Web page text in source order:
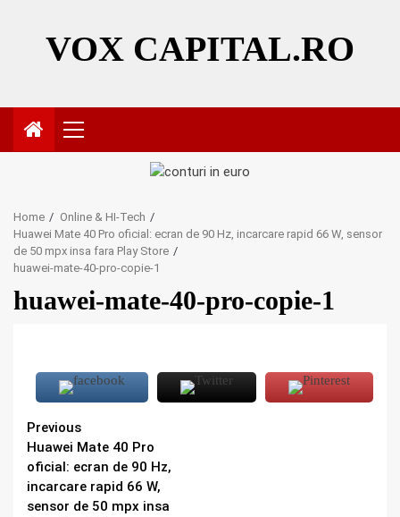
VOX CAPITAL.RO
Primary
Menu
Home
Online & HI-Tech
Huawei Mate 40 Pro oficial: ecran de 90 Hz, incarcare rapid 66 W, sensor
de 50 mpx insa fara Play Store
huawei-mate-40-pro-copie-1
huawei-mate-40-pro-copie-1
Continue
Reading
Previous
Huawei Mate 40 Pro
oficial: ecran de 90 Hz,
incarcare rapid 66 W,
sensor de 50 mpx insa